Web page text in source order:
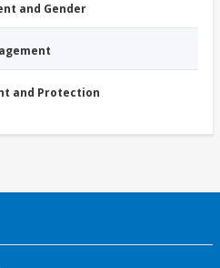
and Gender
and Protection